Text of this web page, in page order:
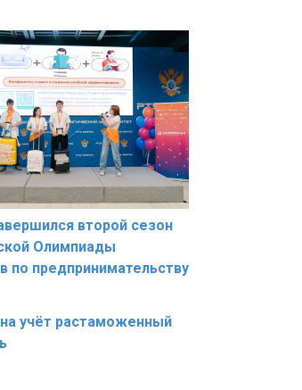
второй сезон
Олимпиады
по предпринимательству
учёт растаможенный